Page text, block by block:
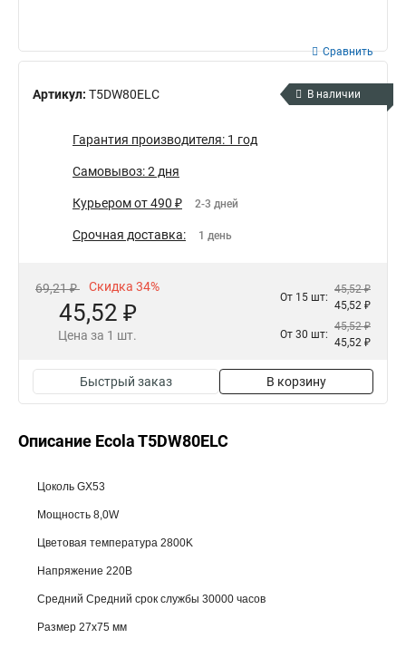
Артикул: T5DW80ELC
Сравнить
В наличии
Гарантия производителя: 1 год
Самовывоз: 2 дня
Курьером от 490 ₽ 2-3 дней
Срочная доставка: 1 день
69,21 ₽ Скидка 34%
45,52 ₽
Цена за 1 шт.
От 15 шт:
45,52 ₽
45,52 ₽
От 30 шт:
45,52 ₽
45,52 ₽
Быстрый заказ В корзину
Описание Ecola T5DW80ELC
Цоколь GX53
Мощность 8,0W
Цветовая температура 2800K
Напряжение 220В
Средний Средний срок службы 30000 часов
Размер 27x75 мм